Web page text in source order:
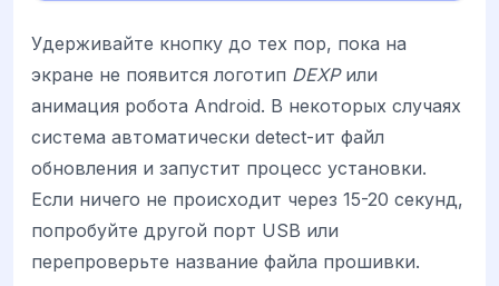
Удерживайте кнопку до тех пор, пока на
экране не появится логотип DEXPили
анимация робота Android. В некоторых случаях
система автоматически detect-ит файл
обновления и запустит процесс установки.
Если ничего не происходит через 15-20 секунд,
попробуйте другой порт USB или
перепроверьте название файла прошивки.